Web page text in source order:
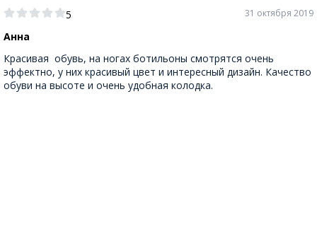
5
Анна
31 октября 2019
Красивая обувь, на ногах ботильоны смотрятся очень
эффектно, у них красивый цвет и интересный дизайн. Качество
обуви на высоте и очень удобная колодка.